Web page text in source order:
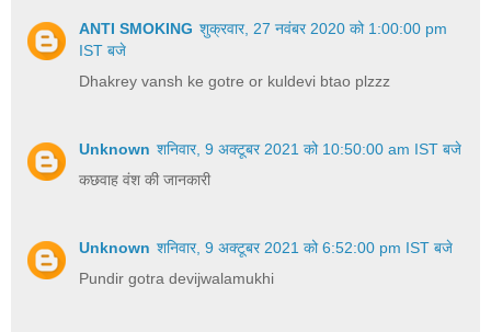
ANTI SMOKING शुक्रवार, 27 नवंबर 2020 को 1:00:00 pm
IST बजे
Dhakrey vansh ke gotre or kuldevi btao plzzz
Unknown शनिवार, 9 अक्टूबर 2021 को 10:50:00 am IST बजे
कछवाह वंश की जानकारी
Unknown शनिवार, 9 अक्टूबर 2021 को 6:52:00 pm IST बजे
Pundir gotra devijwalamukhi